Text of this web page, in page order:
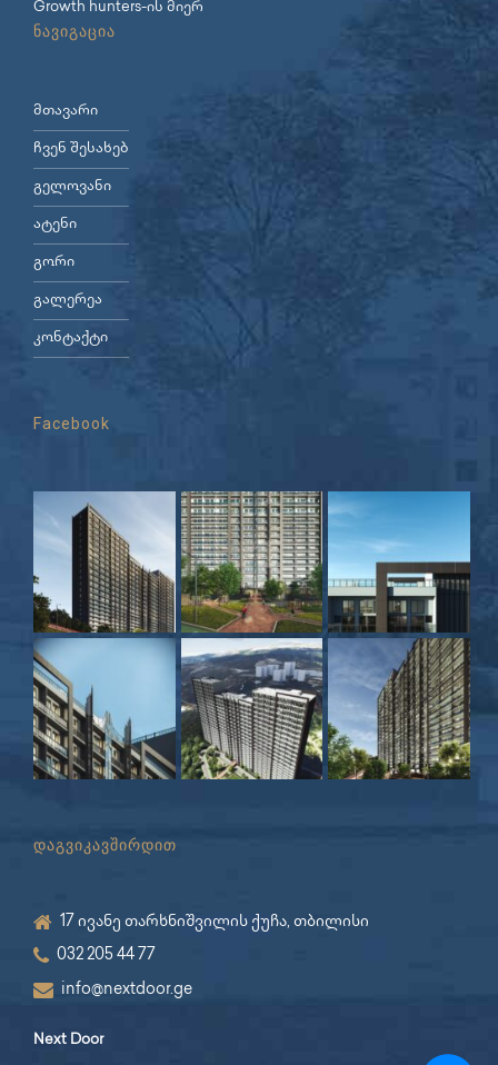
Growth hunters-ის მიერ
ნავიგაცია
მთავარი
ჩვენ შესახებ
გელოვანი
ატენი
გორი
გალერეა
კონტაქტი
Facebook
დაგვიკავშირდით
17 ივანე თარხნიშვილის ქუჩა, თბილისი
032 205 44 77
info@nextdoor.ge
Next Door